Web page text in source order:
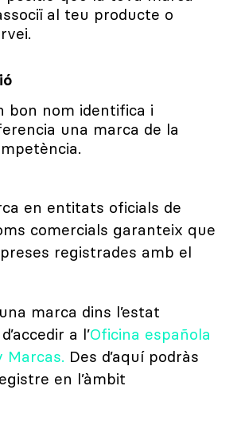
al teu producte o
bon nom identifica i
una marca de la
en entitats oficials de
comercials garanteix que
registrades amb el
marca dins l’estat
a l’Oficina española
Marcas. Des d’aquí podràs
en l’àmbit